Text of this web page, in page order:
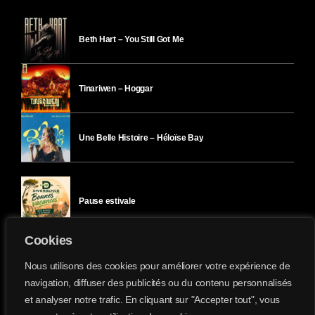
Cookies
Nous utilisons des cookies pour améliorer votre expérience de
navigation, diffuser des publicités ou du contenu personnalisés
et analyser notre trafic. En cliquant sur "Accepter tout", vous
Beth Hart – You Still Got Me
Tinariwen – Hoggar
Une Belle Histoire – Héloïse Bay
Pause estivale
Ici l’Ombre – mardi 28 juillet